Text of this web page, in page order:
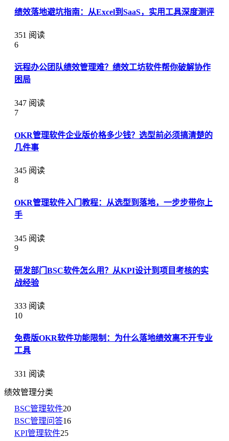
绩效落地避坑指南：从Excel到SaaS，实用工具深度测评
351 阅读
6
远程办公团队绩效管理难？绩效工坊软件帮你破解协作
困局
347 阅读
7
OKR管理软件企业版价格多少钱？选型前必须搞清楚的
几件事
345 阅读
8
OKR管理软件入门教程：从选型到落地，一步步带你上
手
345 阅读
9
研发部门BSC软件怎么用？从KPI设计到项目考核的实
战经验
333 阅读
10
免费版OKR软件功能限制：为什么落地绩效离不开专业
工具
331 阅读
绩效管理分类
BSC管理软件20
BSC管理问答16
KPI管理软件25